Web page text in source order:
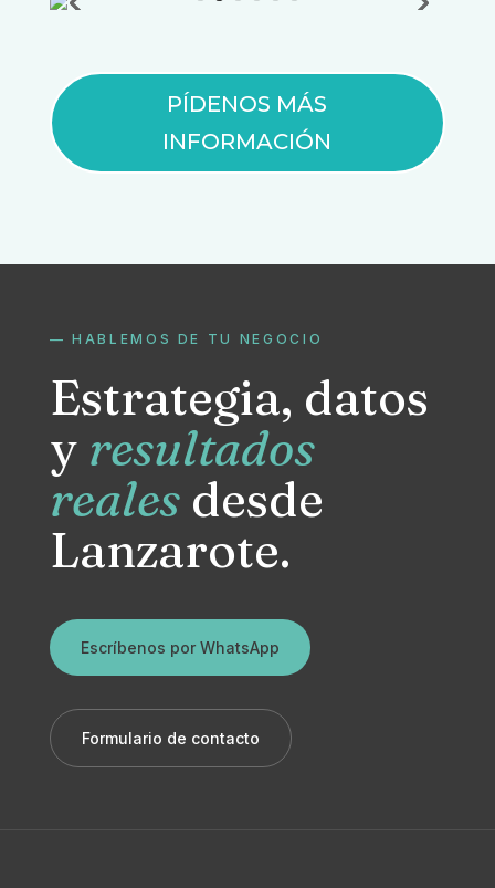
PÍDENOS MÁS
INFORMACIÓN
— HABLEMOS DE TU NEGOCIO
Estrategia, datos
y resultados
realesdesde
Lanzarote.
Escríbenos por WhatsApp
Formulario de contacto